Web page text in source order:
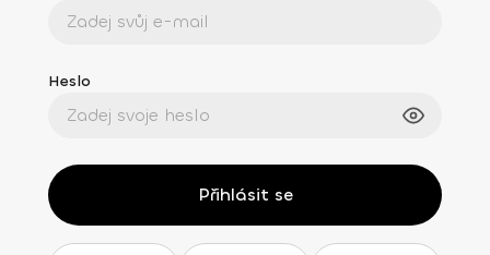
Heslo
Přihlásit se